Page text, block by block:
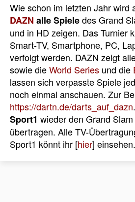
Wie schon im letzten Jahr wird
DAZN alle Spieledes Grand
und in HD zeigen. Das Turnier
Smart-TV, Smartphone, PC,
verfolgt werden. DAZN zeigt
sowie dieWorld Series und die
lassen sich verpasste Spiele
noch einmal anschauen. Zur
https://dartn.de/darts_auf_dazn
Sport1 wieder den Grand
übertragen. Alle TV-
Sport1 könnt ihr [hier] einsehen.